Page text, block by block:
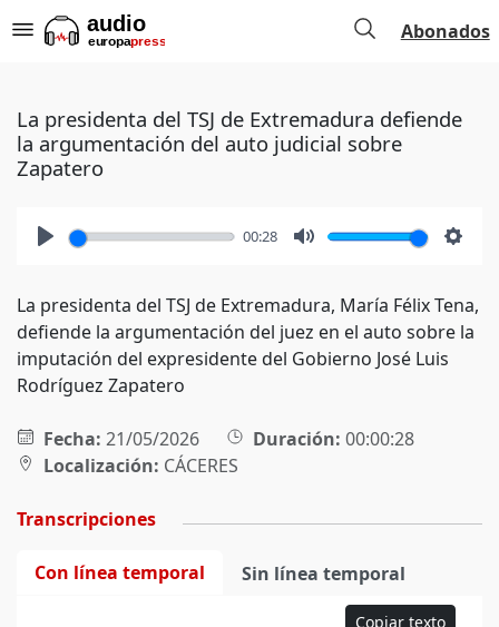
Abonados
La presidenta del TSJ de Extremadura defiende
la argumentación del auto judicial sobre
Zapatero
00:28
La presidenta del TSJ de Extremadura, María Félix Tena,
defiende la argumentación del juez en el auto sobre la
imputación del expresidente del Gobierno José Luis
Rodríguez Zapatero
Fecha: 21/05/2026 Duración: 00:00:28
Localización: CÁCERES
Transcripciones
Con línea temporal Sin línea temporal
Copiar texto